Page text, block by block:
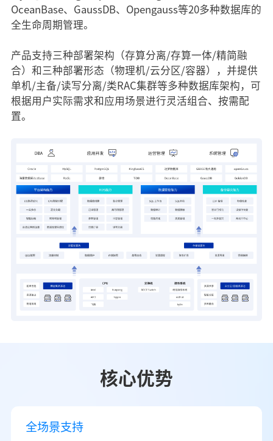
OceanBase、GaussDB、Opengauss等20多种数据库的
全生命周期管理。
产品支持三种部署架构（存算分离/存算一体/精简融
合）和三种部署形态（物理机/云分区/容器），并提供
单机/主备/读写分离/类RAC集群等多种数据库架构，可
根据用户实际需求和应用场景进行灵活组合、按需配
置。
核心优势
全场景支持